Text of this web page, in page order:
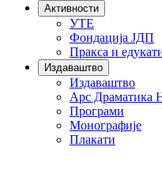
Активности
УТЕ
Фондација ЈДП
Пракса и
Издаваштво
Издаваштво
Арс Драматика
Програми
Монографије
Плакати